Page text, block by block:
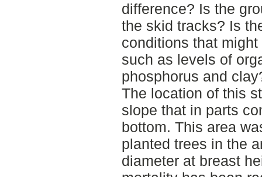
difference? Is the
the skid tracks? Is
conditions that
such as levels of
phosphorus and
The location of this
slope that in parts
bottom. This area
planted trees in the
diameter at breast